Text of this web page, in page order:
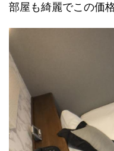
部屋も綺麗でこの価